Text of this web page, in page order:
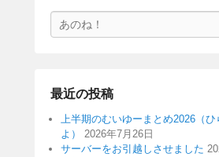
索
最近の投稿
上半期のむいゆーまとめ2026（ひ
よ）
2026年7月26日
サーバーをお引越しさせました